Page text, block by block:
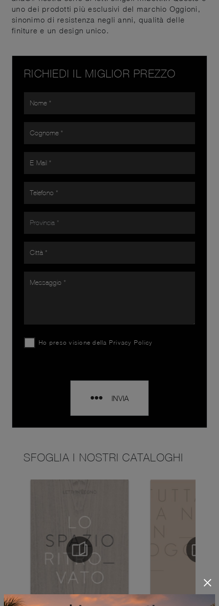
uno dei prodotti più esclusivi del marchio Oggioni,
sinonimo di resistenza negli anni, qualità delle
finiture e un design unico.
RICHIEDI IL MIGLIOR PREZZO
Ho preso visione della Privacy Policy
INVIA
SFOGLIA I NOSTRI CATALOGHI